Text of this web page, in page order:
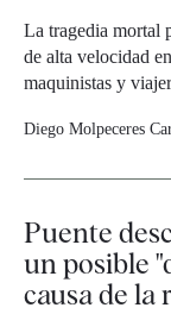
La tragedia mortal
de alta velocidad
maquinistas y
Diego Molpeceres
Puente
un posible
causa de